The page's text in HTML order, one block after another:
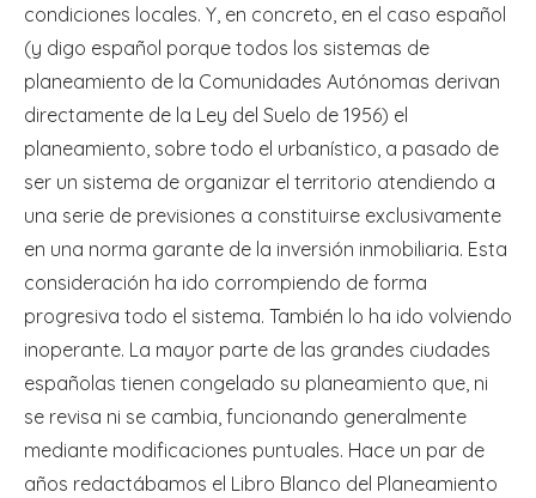
condiciones locales. Y, en concreto, en el caso español
(y digo español porque todos los sistemas de
planeamiento de la Comunidades Autónomas derivan
directamente de la Ley del Suelo de 1956) el
planeamiento, sobre todo el urbanístico, a pasado de
ser un sistema de organizar el territorio atendiendo a
una serie de previsiones a constituirse exclusivamente
en una norma garante de la inversión inmobiliaria. Esta
consideración ha ido corrompiendo de forma
progresiva todo el sistema. También lo ha ido volviendo
inoperante. La mayor parte de las grandes ciudades
españolas tienen congelado su planeamiento que, ni
se revisa ni se cambia, funcionando generalmente
mediante modificaciones puntuales. Hace un par de
años redactábamos el Libro Blanco del Planeamiento